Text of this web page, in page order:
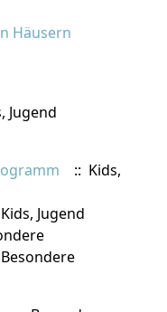
Häusern
Jugend
:: Kids,
Jugend